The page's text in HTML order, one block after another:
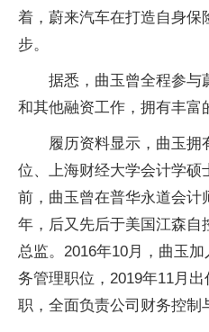
着，蔚来汽车在打造自身保
步。
据悉，曲玉曾全程参与
和其他融资工作，拥有丰富
履历资料显示，曲玉拥
位、上海财经大学会计学硕
前，曲玉曾在普华永道会计
年，后又先后于美国江森自
总监。2016年10月，曲玉
务管理职位，2019年11月
职，全面负责公司财务控制